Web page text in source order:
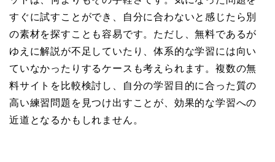
すぐに試すことができ、自分に合わないと感じたら別
の素材を探すことも容易です。ただし、無料であるが
ゆえに解説が不足していたり、体系的な学習には向い
ていなかったりするケースも考えられます。複数の無
料サイトを比較検討し、自分の学習目的に合った質の
高い練習問題を見つけ出すことが、効果的な学習への
近道となるかもしれません。